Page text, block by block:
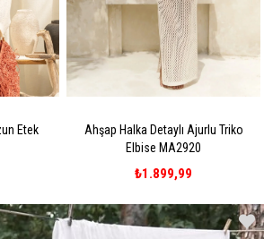
Etek
Ahşap Halka Detaylı Ajurlu Triko
Elbise MA2920
₺1.899,99